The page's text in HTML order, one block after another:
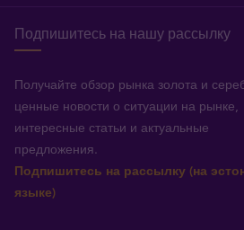
Подпишитесь на нашу рассылку
Получайте обзор рынка золота и
ценные новости о ситуации на рынке,
интересные статьи и актуальные
предложения.
Подпишитесь на рассылку (на
языке)